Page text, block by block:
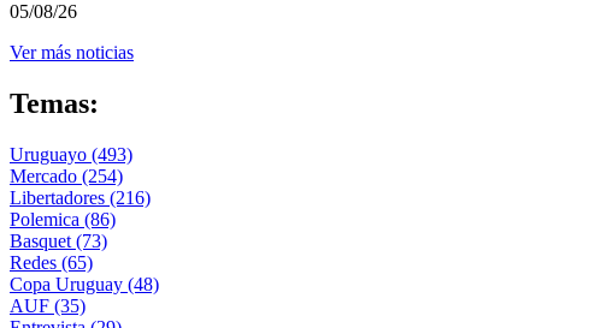
05/08/26
Ver más noticias
Temas:
Uruguayo (493)
Mercado (254)
Libertadores (216)
Polemica (86)
Basquet (73)
Redes (65)
Copa Uruguay (48)
AUF (35)